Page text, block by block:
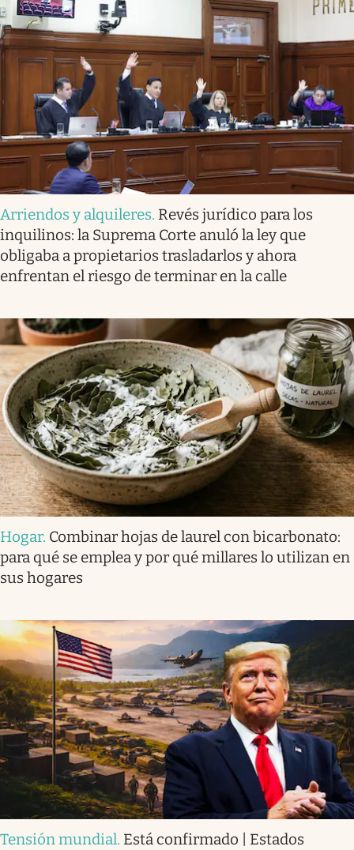
Arriendos y alquileres. Revés jurídico para los
inquilinos: la Suprema Corte anuló la ley que
obligaba a propietarios trasladarlos y ahora
enfrentan el riesgo de terminar en la calle
Hogar. Combinar hojas de laurel con bicarbonato:
para qué se emplea y por qué millares lo utilizan en
sus hogares
Tensión mundial. Está confirmado | Estados